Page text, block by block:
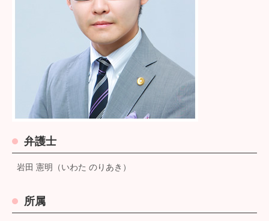
弁護士
岩田 憲明（いわた のりあき）
所属